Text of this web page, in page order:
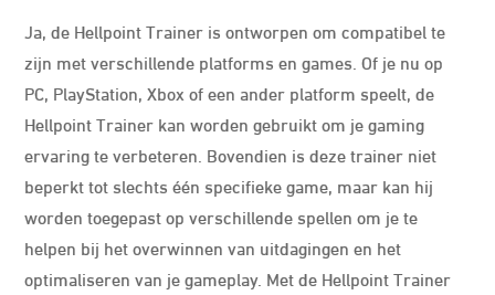
Ja, de Hellpoint Trainer is ontworpen om compatibel te
zijn met verschillende platforms en games. Of je nu op
PC, PlayStation, Xbox of een ander platform speelt, de
Hellpoint Trainer kan worden gebruikt om je gaming
ervaring te verbeteren. Bovendien is deze trainer niet
beperkt tot slechts één specifieke game, maar kan hij
worden toegepast op verschillende spellen om je te
helpen bij het overwinnen van uitdagingen en het
optimaliseren van je gameplay. Met de Hellpoint Trainer